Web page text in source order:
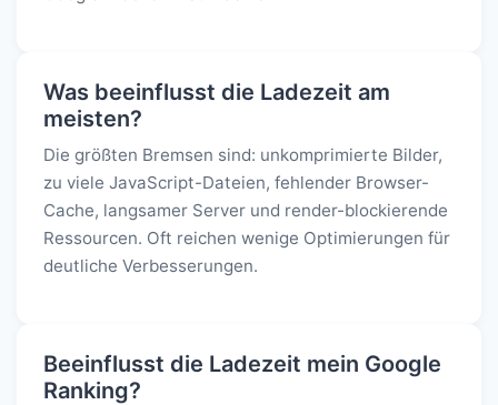
Was beeinflusst die Ladezeit am
meisten?
Die größten Bremsen sind: unkomprimierte Bilder,
zu viele JavaScript-Dateien, fehlender Browser-
Cache, langsamer Server und render-blockierende
Ressourcen. Oft reichen wenige Optimierungen für
deutliche Verbesserungen.
Beeinflusst die Ladezeit mein Google
Ranking?